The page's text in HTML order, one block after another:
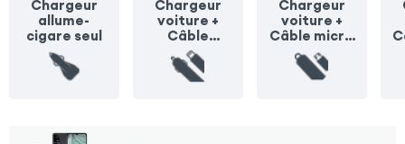
Chargeur
allume-
cigare seul
Chargeur
voiture +
Câble
Lightning
Chargeur
voiture +
Câble micro
USB